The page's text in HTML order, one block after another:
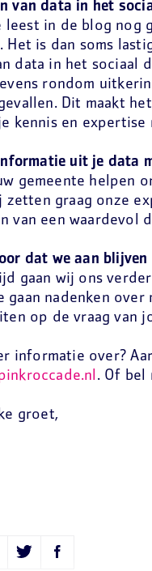
van data in het
leest in de blog nog
Het is dan soms
data in het sociaal
rondom
Dit maakt
kennis en
uit je data
gemeente helpen
zetten graag onze
van een waardevol
dat we aan
gaan wij ons
gaan nadenken
op de vraag van
informatie over?
. Of bel
groet,